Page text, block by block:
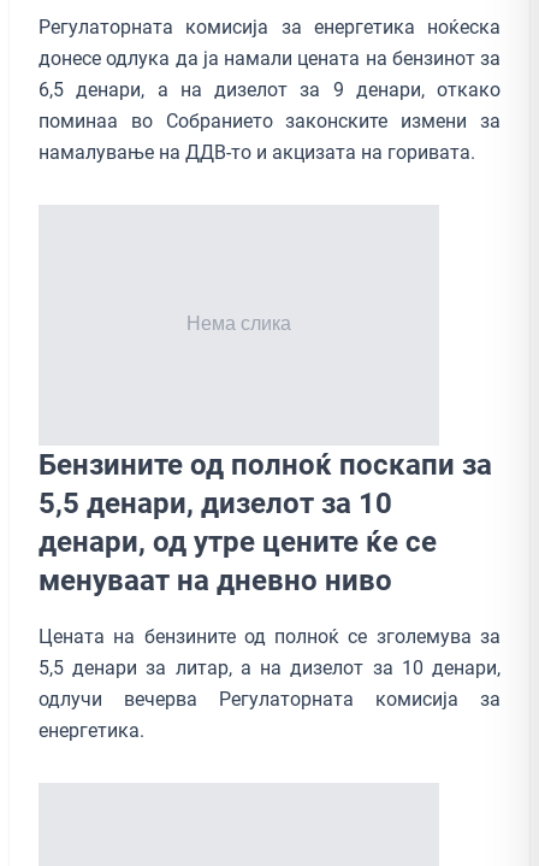
Регулаторната комисија за енергетика ноќеска
донесе одлука да ја намали цената на бензинот за
6,5 денари, а на дизелот за 9 денари, откако
поминаа во Собранието законските измени за
намалување на ДДВ-то и акцизата на горивата.
Бензините од полноќ поскапи за
5,5 денари, дизелот за 10
денари, од утре цените ќе се
менуваат на дневно ниво
Цената на бензините од полноќ се зголемува за
5,5 денари за литар, а на дизелот за 10 денари,
одлучи вечерва Регулаторната комисија за
енергетика.